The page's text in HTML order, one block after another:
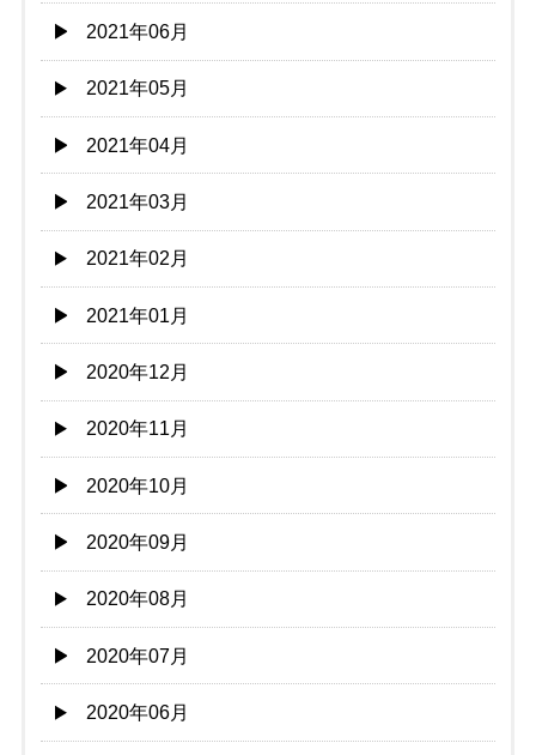
2021年06月
2021年05月
2021年04月
2021年03月
2021年02月
2021年01月
2020年12月
2020年11月
2020年10月
2020年09月
2020年08月
2020年07月
2020年06月